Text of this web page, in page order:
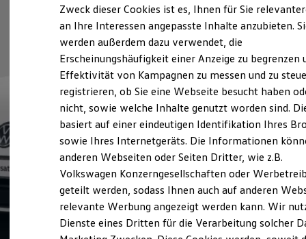
Laden
Laden unterwegs
Laden Zuhause
Ladezeitensimulator
Batterie
Sicherheit
Garantie und Lebensdauer
Nachhaltigkeit
Technologie
Kosten und Kauf
Verbrauchskosten
Kaufoptionen
E-Auto-Förderung
Software und Konnektivität
Die ID. Software 6
ID. Software Versionen und Updates
Digitale Extras
Schnittstellen zu Ihrem ID.
Zweck dieser Cookies ist es, Ihnen für Sie
an Ihre Interessen angepasste Inhalte anzubieten.
werden außerdem dazu verwendet, die
Erscheinungshäufigkeit einer Anzeige zu begrenzen
Effektivität von Kampagnen zu messen und zu
registrieren, ob Sie eine Webseite besucht haben
nicht, sowie welche Inhalte genutzt worden sind.
basiert auf einer eindeutigen Identifikation Ihres
sowie Ihres Internetgeräts. Die Informationen
anderen Webseiten oder Seiten Dritter, wie z.B.
Volkswagen Konzerngesellschaften oder
geteilt werden, sodass Ihnen auch auf anderen
relevante Werbung angezeigt werden kann. Wir
Dienste eines Dritten für die Verarbeitung solcher